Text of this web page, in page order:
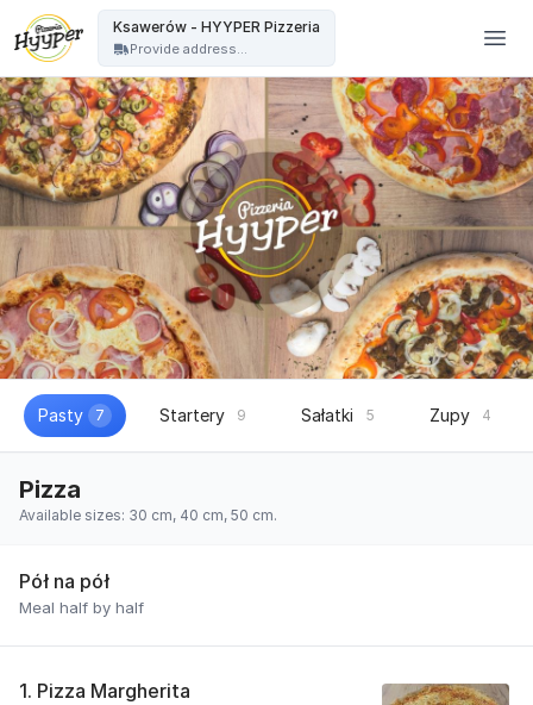
Ksawerów - HYYPER Pizzeria
Provide address...
Pasty 7 Startery 9 Sałatki 5 Zupy 4
Pizza
Available sizes: 30 cm, 40 cm, 50 cm.
Pół na pół
Meal half by half
1. Pizza Margherita